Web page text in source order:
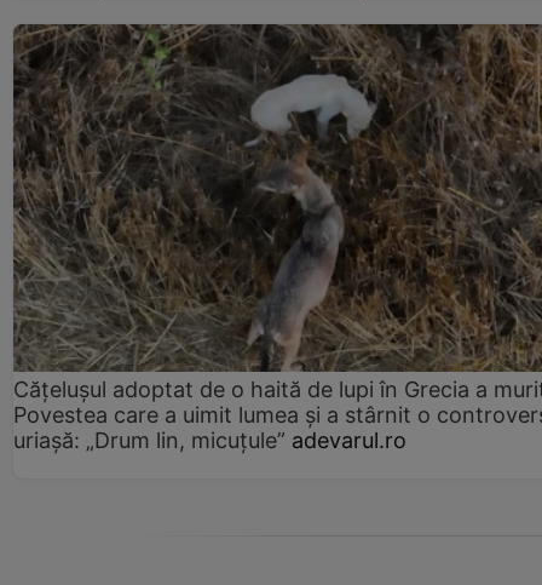
Cățelușul adoptat de o haită de lupi în Grecia a
Povestea care a uimit lumea și a stârnit o
uriașă: „Drum lin, micuțule” adevarul.ro